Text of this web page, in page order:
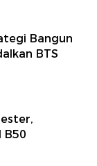
Bangun
BTS
B50